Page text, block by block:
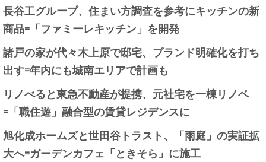
長谷工グループ、住まい方調査を参考にキッチンの新
商品=「ファミーレキッチン」を開発
諸戸の家が代々木上原で邸宅、ブランド明確化を打ち
出す=年内にも城南エリアで計画も
リノべると東急不動産が提携、元社宅を一棟リノベ
=「職住遊」融合型の賃貸レジデンスに
旭化成ホームズと世田谷トラスト、「雨庭」の実証拡
大へ=ガーデンカフェ「ときそら」に施工